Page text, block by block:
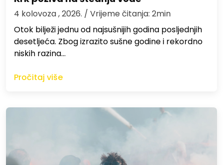
4 kolovoza , 2026. / Vrijeme čitanja: 2min
Otok bilježi jednu od najsušnijih godina posljednjih
desetljeća. Zbog izrazito sušne godine i rekordno
niskih razina…
Pročitaj više